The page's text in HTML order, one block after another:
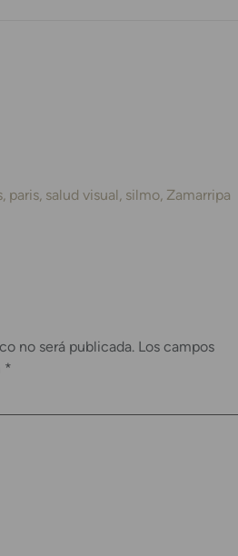
paris salud visual silmo Zamarripa
no será publicada. Los campos
*